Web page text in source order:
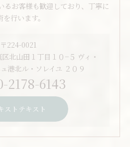
るお客様も歓迎しており、丁寧に
行います。
〒224-0021
北山田１丁目１０−５ ヴィ・
港北ル・ソレイユ ２０９
2178-6143
ストテキスト